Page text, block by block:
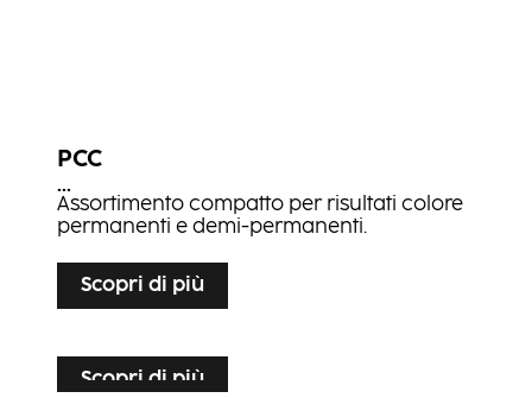
PCC
...
Assortimento compatto per risultati colore
permanenti e demi-permanenti.
Scopri di più
Scopri di più